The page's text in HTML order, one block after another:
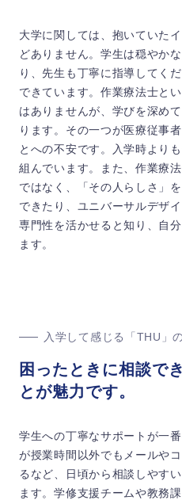
大学に関しては、抱いていた
どありません。学生は穏やか
り、先生も丁寧に指導してく
できています。作業療法士と
はありませんが、学びを深め
ります。その一つが医療従事
とへの不安です。入学時より
組んでいます。また、作業療
ではなく、「その人らしさ」
できたり、ユニバーサルデザ
専門性を活かせると知り、自
ます。
入学して感じる「THU」
困ったときに相談で
とが魅力です。
学生への丁寧なサポートが一
が授業時間以外でもメールや
るなど、日頃から相談しやす
ます。学修支援チームや教務